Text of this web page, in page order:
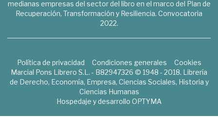
medianas empresas del sector del libro en el marco del Plan de
Recuperación, Transformación y Resiliencia. Convocatoria
2022.
Política de privacidad Condiciones generales
Cookies
Marcial Pons Librero S.L. - B82947326 © 1948 - 2018. Librería
de Derecho, Economía, Empresa, Ciencias Sociales, Historia y
Ciencias Humanas
Hospedaje y desarrollo OPTYMA